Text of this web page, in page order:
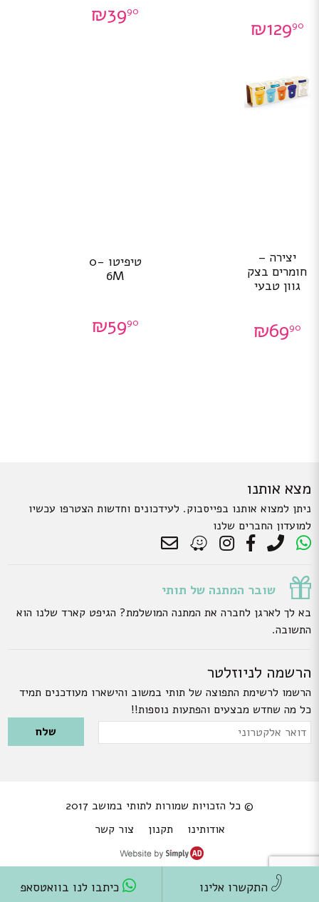
₪12990
₪3990
יצירה –
חומרים בצק
גוון טבעי
₪6990
טיפיטו 0-
6M
₪5990
מצא אותנו
ניתן למצוא אותנו בפייסבוק. לעידכונים וחדשות הצטרפו עכשיו
למועדון החברים שלנו
שובר המתנה של תותי
בא לך לארגן לחברה את המתנה המושלמת? הגיפט קארד שלנו הוא
התשובה.
הרשמה לניוזלטר
הרשמו לרשימת התפוצה של תותי במשוב והישארו מעודכנים תמיד
כל מה שחדש מבצעים והפתעות נוספות!!
Please leave this field empty.
דואר
© כל הזכויות שמורות לתותי במושב 2017
אודותינו
תקנון צור קשר
התקשרו אלינו כיתבו לנו בוואטסאפ